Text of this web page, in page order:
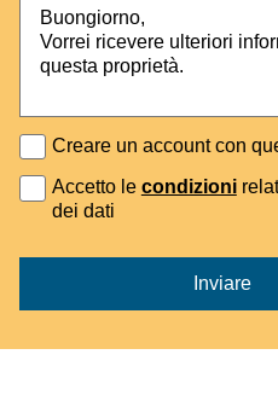
Creare un account con
Accetto le condizioni
dei dati
Inviare